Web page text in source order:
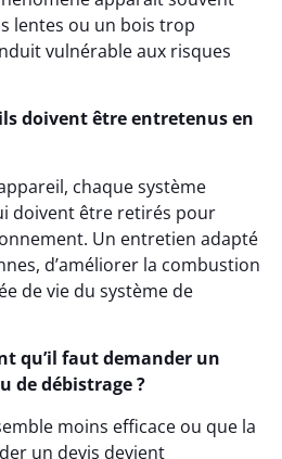
lentes ou un bois trop
vulnérable aux risques
doivent être entretenus en
chaque système
doivent être retirés pour
Un entretien adapté
d’améliorer la combustion
de vie du système de
qu’il faut demander un
de débistrage ?
moins efficace ou que la
un devis devient